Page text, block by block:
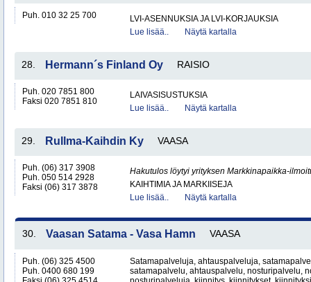
Puh. 010 32 25 700
LVI-ASENNUKSIA JA LVI-KORJAUKSIA
Lue lisää..
Näytä kartalla
28. Hermann´s Finland Oy RAISIO
Puh. 020 7851 800
Faksi 020 7851 810
LAIVASISUSTUKSIA
Lue lisää..
Näytä kartalla
29. Rullma-Kaihdin Ky VAASA
Puh. (06) 317 3908
Puh. 050 514 2928
Faksi (06) 317 3878
Hakutulos löytyi yrityksen Markkinapaikka-
KAIHTIMIA JA MARKIISEJA
Lue lisää..
Näytä kartalla
30. Vaasan Satama - Vasa Hamn VAASA
Puh. (06) 325 4500
Puh. 0400 680 199
Satamapalveluja, ahtauspalveluja,
satamapalvelu, ahtauspalvelu, nosturipalvelu,